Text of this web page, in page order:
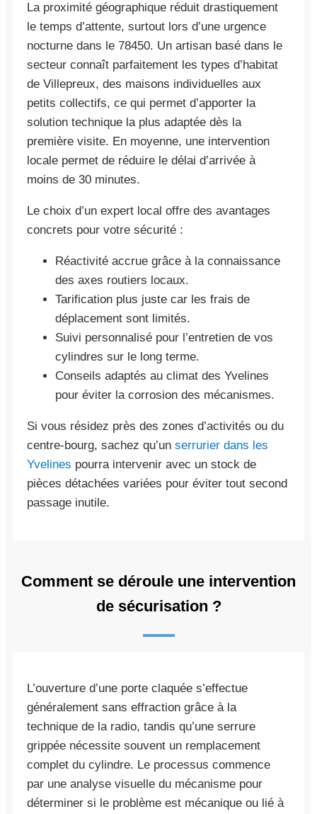
La proximité géographique réduit drastiquement
le temps d’attente, surtout lors d’une urgence
nocturne dans le 78450. Un artisan basé dans le
secteur connaît parfaitement les types d’habitat
de Villepreux, des maisons individuelles aux
petits collectifs, ce qui permet d’apporter la
solution technique la plus adaptée dès la
première visite. En moyenne, une intervention
locale permet de réduire le délai d’arrivée à
moins de 30 minutes.
Le choix d’un expert local offre des avantages
concrets pour votre sécurité :
Réactivité accrue grâce à la connaissance
des axes routiers locaux.
Tarification plus juste car les frais de
déplacement sont limités.
Suivi personnalisé pour l’entretien de vos
cylindres sur le long terme.
Conseils adaptés au climat des Yvelines
pour éviter la corrosion des mécanismes.
Si vous résidez près des zones d’activités ou du
centre-bourg, sachez qu’un serrurier dans les
Yvelines pourra intervenir avec un stock de
pièces détachées variées pour éviter tout second
passage inutile.
Comment se déroule une intervention
de sécurisation ?
L’ouverture d’une porte claquée s’effectue
généralement sans effraction grâce à la
technique de la radio, tandis qu’une serrure
grippée nécessite souvent un remplacement
complet du cylindre. Le processus commence
par une analyse visuelle du mécanisme pour
déterminer si le problème est mécanique ou lié à